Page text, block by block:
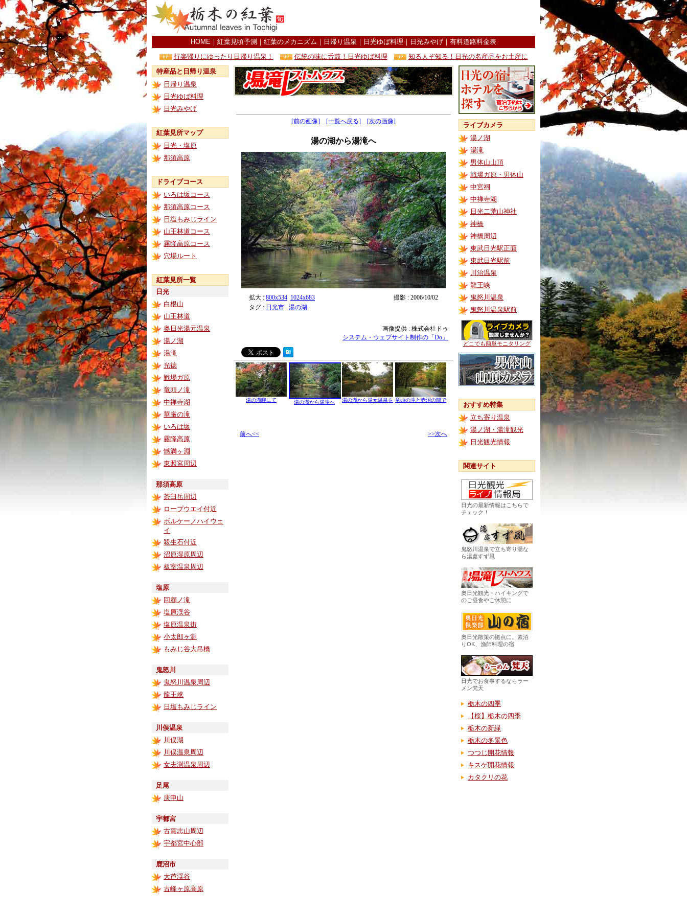
HOME ｜ 紅葉見頃予測 ｜ 紅葉のメカニズム ｜ 日帰り温泉 ｜ 日光ゆば料理 ｜ 日光みやげ ｜ 有料道路料金表
行楽帰りにゆったり日帰り温泉！
伝統の味に舌鼓！日光ゆば料理
知る人ぞ知る！日光の名産品をお土産に
特産品と日帰り温泉
日帰り温泉
日光ゆば料理
日光みやげ
紅葉見所マップ
日光・塩原
那須高原
ドライブコース
いろは坂コース
那須高原コース
日塩もみじライン
山王林道コース
霧降高原コース
穴場ルート
紅葉見所一覧
日光
白根山
山王林道
奥日光湯元温泉
湯ノ湖
湯滝
光徳
戦場ガ原
竜頭ノ滝
中禅寺湖
華厳の滝
いろは坂
霧降高原
憾満ヶ淵
東照宮周辺
那須高原
茶臼岳周辺
ロープウエイ付近
ボルケーノハイウェ
イ
殺生石付近
沼原湿原周辺
板室温泉周辺
塩原
回顧ノ滝
塩原渓谷
塩原温泉街
小太郎ヶ淵
もみじ谷大吊橋
鬼怒川
鬼怒川温泉周辺
龍王峡
日塩もみじライン
川俣温泉
川俣湖
川俣温泉周辺
女夫渕温泉周辺
足尾
庚申山
宇都宮
古賀志山周辺
宇都宮中心部
鹿沼市
大芦渓谷
古峰ヶ原高原
[前の画像] [一覧へ戻る] [次の画像]
湯の湖から湯滝へ
拡大 : 800x534 1024x683
撮影 : 2006/10/02
タグ : 日光市 湯の湖
画像提供 : 株式会社ドゥ
システム・ウェブサイト制作の「Do」
湯の湖畔にて 湯の湖から湯滝へ 湯の湖から湯元温泉を 竜頭の滝と赤沼の間で
前へ<< >>次へ
ライブカメラ
湯ノ湖
湯滝
男体山山頂
戦場ガ原・男体山
中宮祠
中禅寺湖
日光二荒山神社
神橋
神橋周辺
東武日光駅正面
東武日光駅前
川治温泉
龍王峡
鬼怒川温泉
鬼怒川温泉駅前
どこでも簡単モニタリング
おすすめ特集
立ち寄り温泉
湯ノ湖・湯滝観光
日光観光情報
関連サイト
日光の最新情報はこちらで
チェック！
鬼怒川温泉で立ち寄り湯な
ら湯處すず風
奥日光観光・ハイキングで
のご昼食やご休憩に
奥日光散策の拠点に。素泊
りOK、漁師料理の宿
日光でお食事するならラー
メン梵天
栃木の四季
【桜】栃木の四季
栃木の新緑
栃木の冬景色
つつじ開花情報
キスゲ開花情報
カタクリの花